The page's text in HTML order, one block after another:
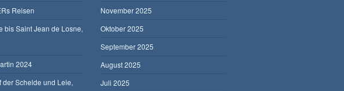
Reisen
bis Saint Jean de Losne,
2024
der Schelde und Leie,
November 2025
Oktober 2025
September 2025
August 2025
Juli 2025